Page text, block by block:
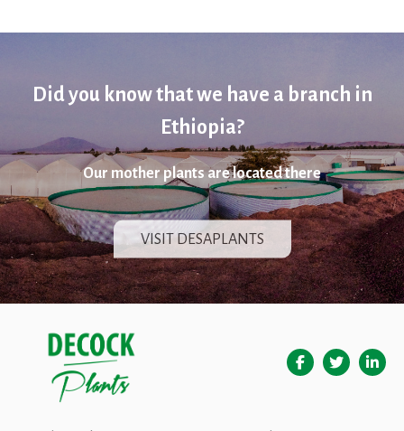
Did you know that we have a branch in
Ethiopia?
Our mother plants are located there
VISIT DESAPLANTS